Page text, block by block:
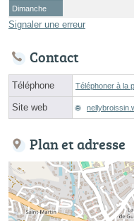
Dimanche
Signaler une erreur
Contact
Téléphone Téléphoner à la
Site web
Plan et adresse